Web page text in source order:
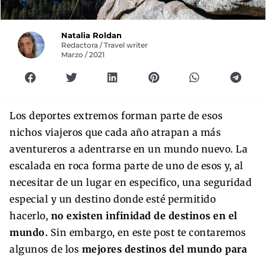
Natalia Roldan
Redactora / Travel writer
Marzo / 2021
Los deportes extremos forman parte de esos
nichos viajeros que cada año atrapan a más
aventureros a adentrarse en un mundo nuevo. La
escalada en roca forma parte de uno de esos y, al
necesitar de un lugar en especifico, una seguridad
especial y un destino donde esté permitido
hacerlo, no existen infinidad de destinos en el
mundo. Sin embargo, en este post te contaremos
algunos de los mejores destinos del mundo para